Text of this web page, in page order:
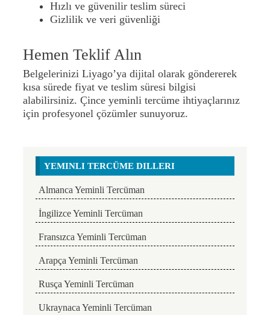
Hızlı ve güvenilir teslim süreci
Gizlilik ve veri güvenliği
Hemen Teklif Alın
Belgelerinizi Liyago’ya dijital olarak göndererek
kısa sürede fiyat ve teslim süresi bilgisi
alabilirsiniz. Çince yeminli tercüme ihtiyaçlarınız
için profesyonel çözümler sunuyoruz.
YEMINLI TERCÜME DILLERI
Almanca Yeminli Tercüman
İngilizce Yeminli Tercüman
Fransızca Yeminli Tercüman
Arapça Yeminli Tercüman
Rusça Yeminli Tercüman
Ukraynaca Yeminli Tercüman